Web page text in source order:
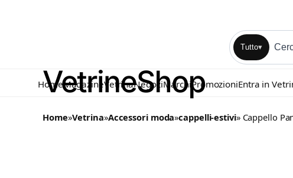
Tutto▾
HomeMagazineVetrinaNegoziMarchi PromozioniEntra in
Home»Vetrina»Accessori moda»cappelli-estivi» Cappello